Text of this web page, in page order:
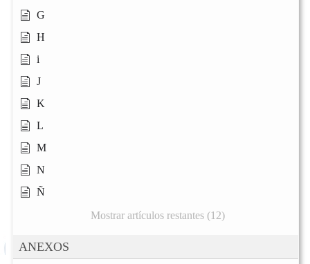
G
H
i
J
K
L
M
N
Ñ
Mostrar artículos restantes (12)
ANEXOS